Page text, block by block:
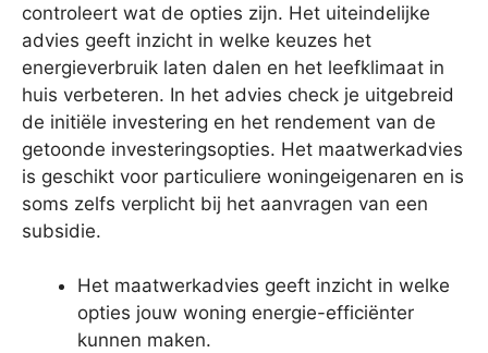
controleert wat de opties zijn. Het uiteindelijke
advies geeft inzicht in welke keuzes het
energieverbruik laten dalen en het leefklimaat in
huis verbeteren. In het advies check je uitgebreid
de initiële investering en het rendement van de
getoonde investeringsopties. Het maatwerkadvies
is geschikt voor particuliere woningeigenaren en is
soms zelfs verplicht bij het aanvragen van een
subsidie.
Het maatwerkadvies geeft inzicht in welke
opties jouw woning energie-efficiënter
kunnen maken.